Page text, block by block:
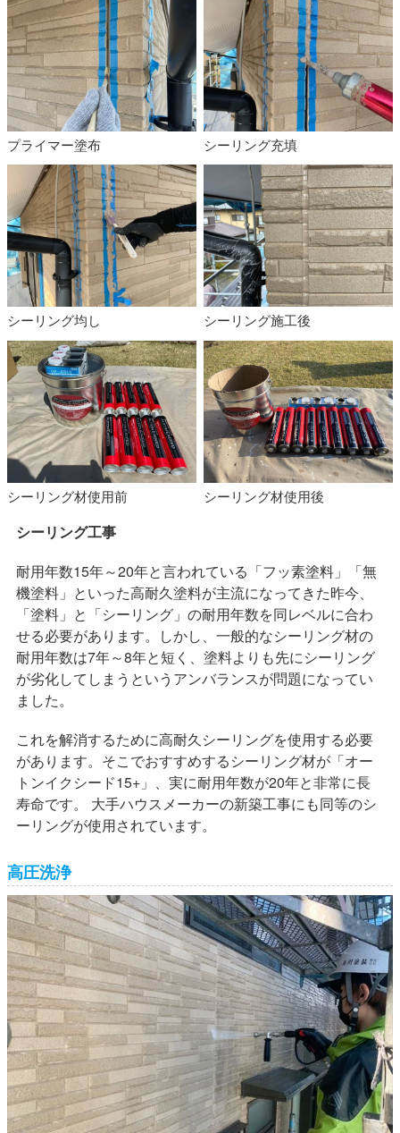
プライマー塗布 シーリング充填
シーリング均し シーリング施工後
シーリング材使用前 シーリング材使用後
シーリング工事
耐用年数15年～20年と言われている「フッ素塗料」「無
機塗料」といった高耐久塗料が主流になってきた昨今、
「塗料」と「シーリング」の耐用年数を同レベルに合わ
せる必要があります。しかし、一般的なシーリング材の
耐用年数は7年～8年と短く、塗料よりも先にシーリング
が劣化してしまうというアンバランスが問題になってい
ました。
これを解消するために高耐久シーリングを使用する必要
があります。そこでおすすめするシーリング材が「オー
トンイクシード15+」、実に耐用年数が20年と非常に長
寿命です。 大手ハウスメーカーの新築工事にも同等のシ
ーリングが使用されています。
高圧洗浄